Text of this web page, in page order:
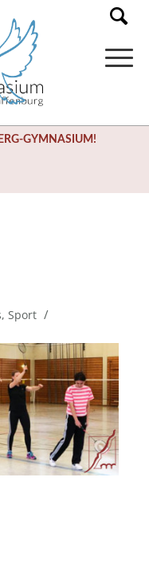
GYMNASIUM!
, Sport /